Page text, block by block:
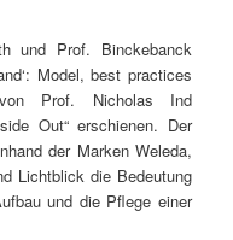
und Prof. Binckebanck
Model, best practices
Prof. Nicholas Ind
Out“ erschienen. Der
der Marken Weleda,
Lichtblick die Bedeutung
und die Pflege einer